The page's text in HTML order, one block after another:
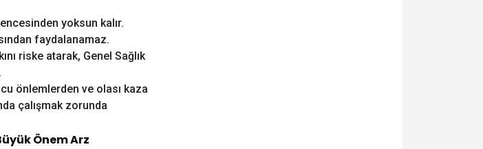
yoksun kalır.
faydalanamaz.
riske atarak, Genel Sağlık
önlemlerden ve olası kaza
çalışmak zorunda
Önem Arz